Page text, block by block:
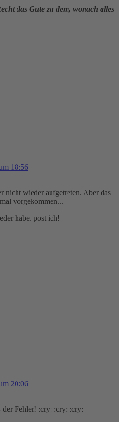
das Gute zu dem, wonach alles
18:56
nicht wieder aufgetreten. Aber das
vorgekommen...
habe, post ich!
20:06
Fehler! :cry: :cry: :cry: